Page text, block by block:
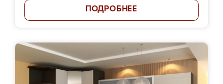
ПОДРОБНЕЕ